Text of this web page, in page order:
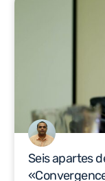
Seis apartes